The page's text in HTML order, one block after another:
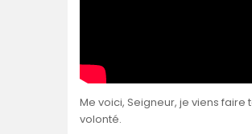
Me voici, Seigneur, je viens faire
volonté.